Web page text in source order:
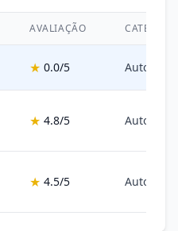
AVALIAÇÃO
★ 0.0/5
★ 4.8/5
★ 4.5/5